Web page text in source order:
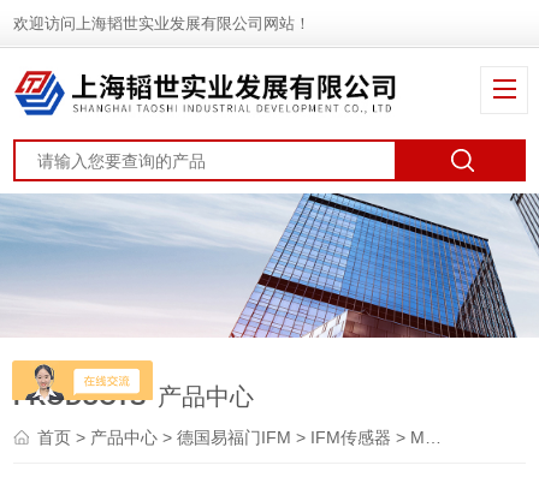
欢迎访问上海韬世实业发展有限公司网站！
PRODUCTS 产品中心
首页> 产品中心 >德国易福门IFM > IFM传感器 > MVQ201易福门IFM位置传感器报价